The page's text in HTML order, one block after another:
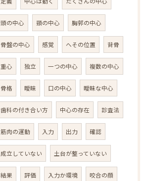
頭の中心 頸の中心 胸郭の中心
骨盤の中心 感覚 へその位置 背骨
重心 独立 一つの中心 複数の中心
骨格 曖昧 口の中心 曖昧な中心
歯科の付き合い方 中心の存在 診査法
筋肉の運動 入力 出力 確認
成立していない 土台が整っていない
結果 評価 入力か環境 咬合の顔